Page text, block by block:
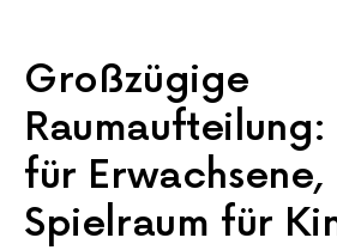
Großzügige
Raumaufteilung:
für Erwachsene,
Spielraum für